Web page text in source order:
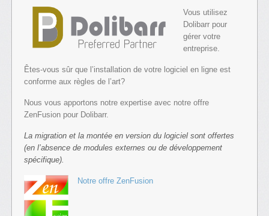
Vous utilisez
Dolibarr pour
gérer votre
entreprise.
Êtes-vous sûr que l’installation de votre logiciel en ligne est
conforme aux règles de l’art?
Nous vous apportons notre expertise avec notre offre
ZenFusion pour Dolibarr.
La migration et la montée en version du logiciel sont offertes
(en l’absence de modules externes ou de développement
spécifique).
Notre offre ZenFusion